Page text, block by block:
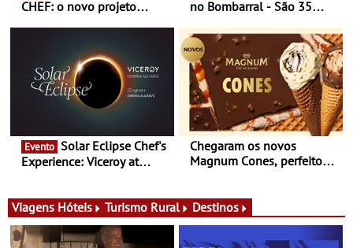
CHEF: o novo projeto
conceito gastronómico
itinerante que percorre
Portugal
no Bombarral - São 35
prova e seis dias de
experiências
Evento
Experience: Viceroy at
exclusiva
Chegaram os novos
Magnum Cones, perfeitos
Viagens Hóteis Turismo Rural Destinos